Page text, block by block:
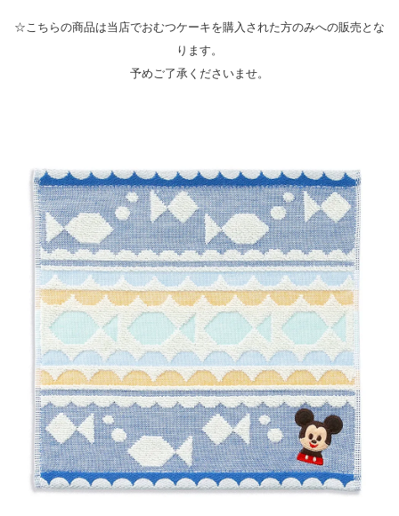
☆こちらの商品は当店でおむつケーキを購入された方のみへの販売とな
ります。
予めご了承くださいませ。